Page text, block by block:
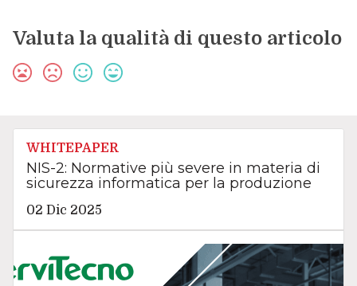
Valuta la qualità di questo articolo
WHITEPAPER
NIS-2: Normative più severe in materia di
sicurezza informatica per la produzione
02 Dic 2025